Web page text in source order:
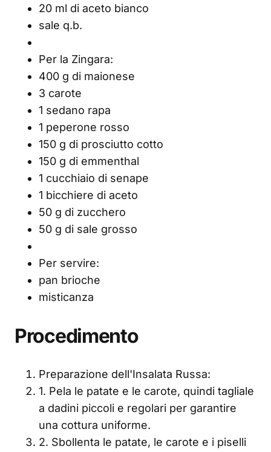
20 ml di aceto bianco
sale q.b.
Per la Zingara:
400 g di maionese
3 carote
1 sedano rapa
1 peperone rosso
150 g di prosciutto cotto
150 g di emmenthal
1 cucchiaio di senape
1 bicchiere di aceto
50 g di zucchero
50 g di sale grosso
Per servire:
pan brioche
misticanza
Procedimento
Preparazione dell'Insalata Russa:
1. Pela le patate e le carote, quindi tagliale
a dadini piccoli e regolari per garantire
una cottura uniforme.
2. Sbollenta le patate, le carote e i piselli